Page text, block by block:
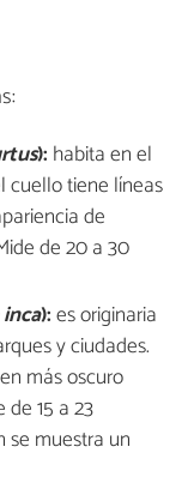
): habita en el
cuello tiene líneas
de
de 20 a 30
):es originaria
y ciudades.
más oscuro
15 a 23
se muestra un